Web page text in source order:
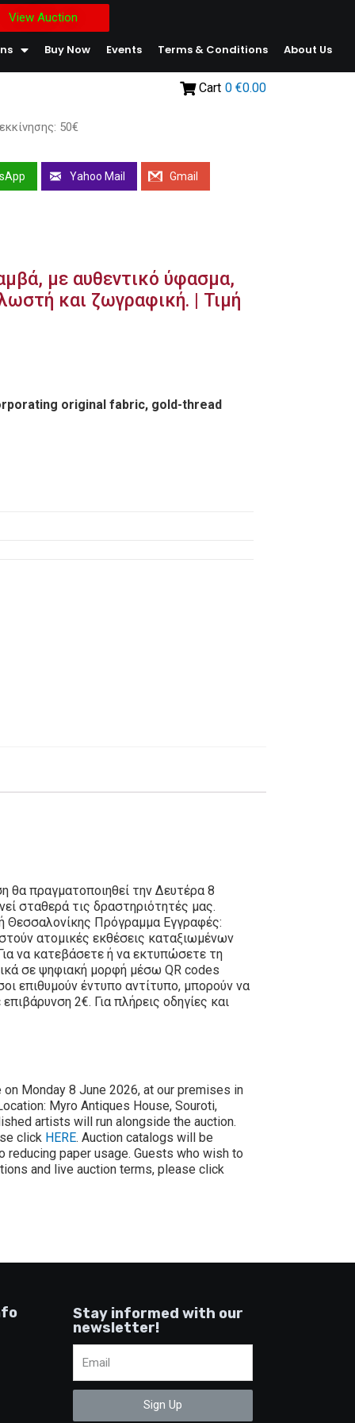
View Auction
Buy Now Events Terms & Conditions About Us
Cart 0 €0.00
50€
Yahoo Mail Gmail
με αυθεντικό ύφασμα,
και ζωγραφική. | Τιμή
original fabric, gold-thread
θα πραγματοποιηθεί την Δευτέρα 8
σταθερά τις δραστηριότητές μας.
Θεσσαλονίκης Πρόγραμμα Εγγραφές:
ατομικές εκθέσεις καταξιωμένων
να κατεβάσετε ή να εκτυπώσετε τη
σε ψηφιακή μορφή μέσω QR codes
επιθυμούν έντυπο αντίτυπο, μπορούν να
2€. Για πλήρεις οδηγίες και
Monday 8 June 2026, at our premises in
Myro Antiques House, Souroti,
artists will run alongside the auction.
click HERE. Auction catalogs will be
paper usage. Guests who wish to
and live auction terms, please click
Stay informed with our
newsletter!
Sign Up